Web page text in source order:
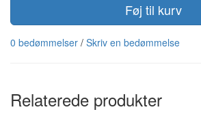
Føj til kurv
0 bedømmelser / Skriv en bedømmelse
Relaterede produkter